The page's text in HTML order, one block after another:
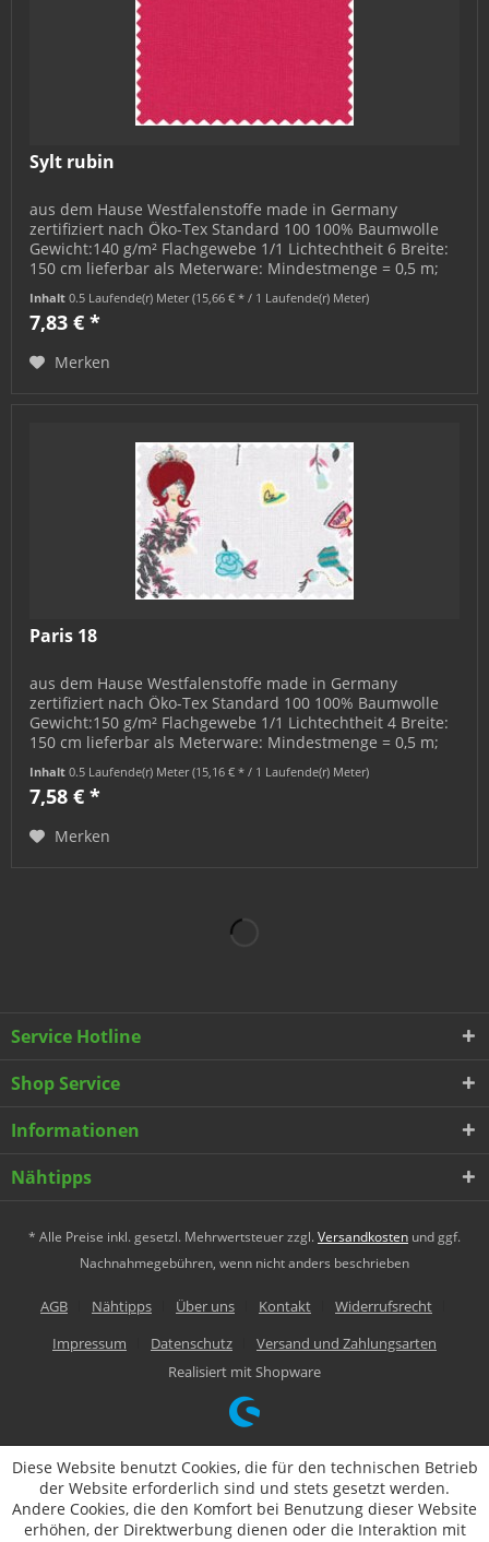
Sylt rubin
aus dem Hause Westfalenstoffe made in Germany
zertifiziert nach Öko-Tex Standard 100 100% Baumwolle
Gewicht:140 g/m² Flachgewebe 1/1 Lichtechtheit 6 Breite:
150 cm lieferbar als Meterware: Mindestmenge = 0,5 m;
Inhalt0.5 Laufende(r) Meter(15,66 € * / 1 Laufende(r) Meter)
7,83 € *
Merken
Paris 18
aus dem Hause Westfalenstoffe made in Germany
zertifiziert nach Öko-Tex Standard 100 100% Baumwolle
Gewicht:150 g/m² Flachgewebe 1/1 Lichtechtheit 4 Breite:
150 cm lieferbar als Meterware: Mindestmenge = 0,5 m;
Inhalt0.5 Laufende(r) Meter(15,16 € * / 1 Laufende(r) Meter)
7,58 € *
Merken
Service Hotline
Shop Service
Informationen
Nähtipps
* Alle Preise inkl. gesetzl. Mehrwertsteuer zzgl. Versandkosten und ggf.
Nachnahmegebühren, wenn nicht anders beschrieben
AGB Nähtipps Über uns Kontakt
Widerrufsrecht
Impressum
Datenschutz
Versand und Zahlungsarten
Realisiert mit Shopware
Diese Website benutzt Cookies, die für den technischen Betrieb
der Website erforderlich sind und stets gesetzt werden.
Andere Cookies, die den Komfort bei Benutzung dieser Website
erhöhen, der Direktwerbung dienen oder die Interaktion mit